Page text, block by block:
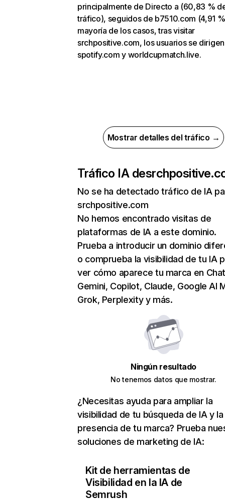
principalmente de Directo a (60,83 %
tráfico), seguidos de b7510.com (4,91
mayoría de los casos, tras visitar
srchpositive.com, los usuarios se
spotify.com y worldcupmatch.live.
Mostrar detalles del tráfico →
Tráfico IA de
No se ha detectado tráfico de IA
srchpositive.com
No hemos encontrado visitas de
plataformas de IA a este dominio.
Prueba a introducir un dominio
o comprueba la visibilidad de tu IA
ver cómo aparece tu marca en
Gemini, Copilot, Claude, Google AI
Grok, Perplexity y más.
Ningún resultado
No tenemos datos que mostrar.
¿Necesitas ayuda para ampliar la
visibilidad de tu búsqueda de IA y la
presencia de tu marca? Prueba
soluciones de marketing de IA:
Kit de herramientas de
Visibilidad en la IA de
Semrush